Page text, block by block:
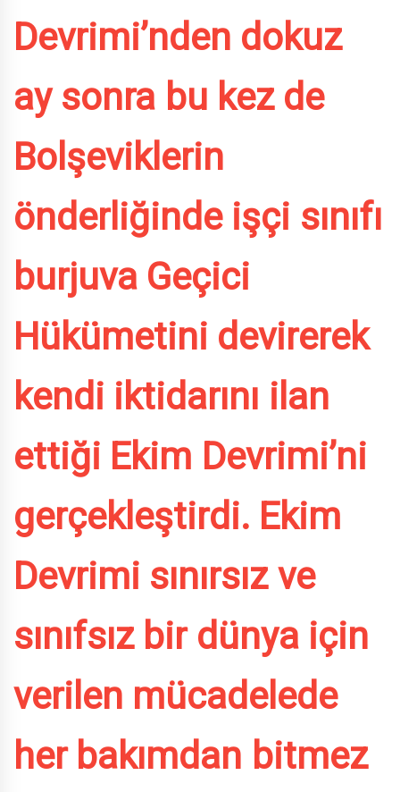
Devrimi’nden dokuz
ay sonra bu kez de
Bolşeviklerin
önderliğinde işçi sınıfı
burjuva Geçici
Hükümetini devirerek
kendi iktidarını ilan
ettiği Ekim Devrimi’ni
gerçekleştirdi. Ekim
Devrimi sınırsız ve
sınıfsız bir dünya için
verilen mücadelede
her bakımdan bitmez